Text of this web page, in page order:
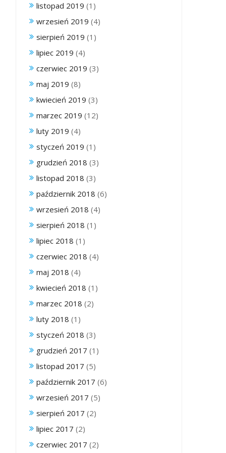
listopad 2019 (1)
wrzesień 2019 (4)
sierpień 2019 (1)
lipiec 2019 (4)
czerwiec 2019 (3)
maj 2019 (8)
kwiecień 2019 (3)
marzec 2019 (12)
luty 2019 (4)
styczeń 2019 (1)
grudzień 2018 (3)
listopad 2018 (3)
październik 2018 (6)
wrzesień 2018 (4)
sierpień 2018 (1)
lipiec 2018 (1)
czerwiec 2018 (4)
maj 2018 (4)
kwiecień 2018 (1)
marzec 2018 (2)
luty 2018 (1)
styczeń 2018 (3)
grudzień 2017 (1)
listopad 2017 (5)
październik 2017 (6)
wrzesień 2017 (5)
sierpień 2017 (2)
lipiec 2017 (2)
czerwiec 2017 (2)